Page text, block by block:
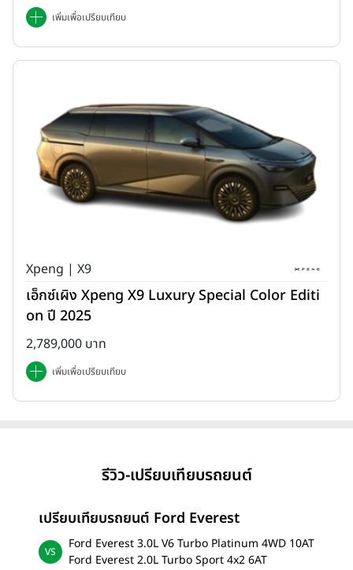
เพิ่มเพื่อเปรียบเทียบ
Xpeng | X9
เอ็กซ์เผิง Xpeng X9 Luxury Special Color Editi
on ปี 2025
2,789,000 บาท
เพิ่มเพื่อเปรียบเทียบ
รีวิว-เปรียบเทียบรถยนต์
เปรียบเทียบรถยนต์ Ford Everest
Ford Everest 3.0L V6 Turbo Platinum 4WD 10AT
Ford Everest 2.0L Turbo Sport 4x2 6AT